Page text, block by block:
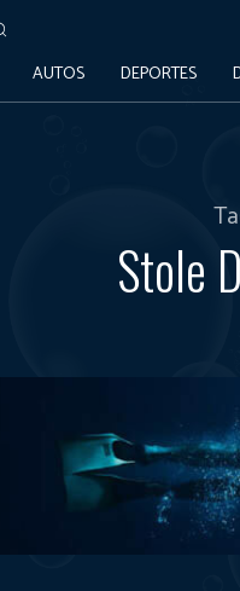
AUTOS DEPORTES
Stole